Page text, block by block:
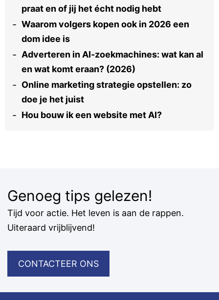
praat en of jij het écht nodig hebt
Waarom volgers kopen ook in 2026 een
dom idee is
Adverteren in AI-zoekmachines: wat kan al
en wat komt eraan? (2026)
Online marketing strategie opstellen: zo
doe je het juist
Hou bouw ik een website met AI?
Genoeg tips gelezen!
Tijd voor actie. Het leven is aan de rappen.
Uiteraard vrijblijvend!
CONTACTEER ONS